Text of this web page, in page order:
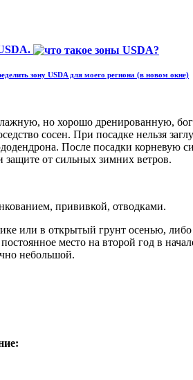
зону USDA для моего региона (в новом окне)
но хорошо дренированную,
сосен. При посадке нельзя
После посадки
от сильных зимних ветров.
прививкой, отводками.
или в открытый грунт осенью,
место на второй год в
небольшой.